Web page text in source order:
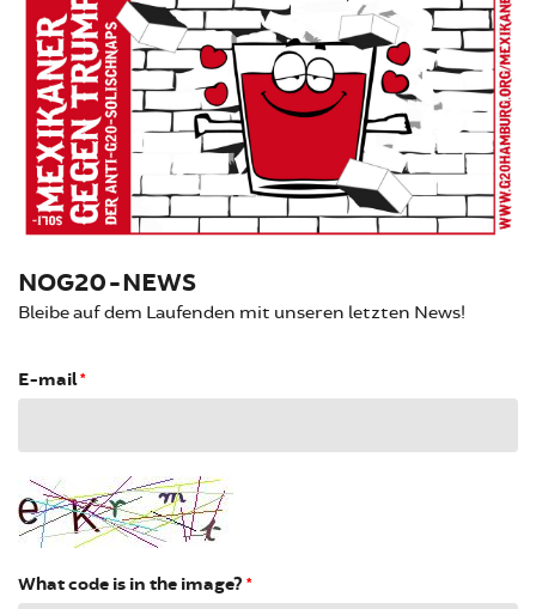
NOG20-NEWS
Bleibe auf dem Laufenden mit unseren letzten News!
E-mail*
What code is in the image? *